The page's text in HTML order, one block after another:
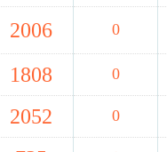
2006 0
1808 0
2052 0